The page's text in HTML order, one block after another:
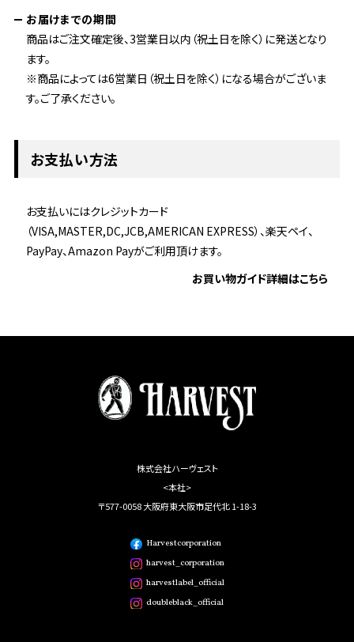
お届けまでの期間
商品はご注文確定後、3営業日以内（祝土日を除く）に発送となり
ます。
※商品によっては6営業日（祝土日を除く）になる場合がございま
す。ご了承ください。
お支払い方法
お支払いにはクレジットカード
（VISA,MASTER,DC,JCB,AMERICAN EXPRESS）、楽天ペイ、
PayPay、Amazon Payがご利用頂けます。
お買い物ガイド詳細はこちら
株式会社ハーヴェスト
<本社>
〒577-0058 大阪府東大阪市足代北 1-18-3
Harvestcorporation
harvest_corporation
harvestlabel_official
doubleblack_official